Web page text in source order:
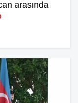
arasında